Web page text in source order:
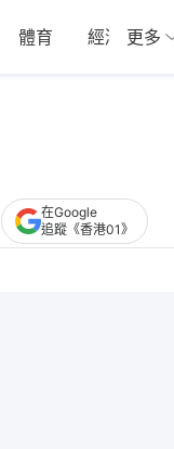
體育 經濟 更多
在Google
追蹤《香港01》